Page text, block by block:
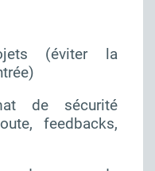
(éviter la
de sécurité
feedbacks,